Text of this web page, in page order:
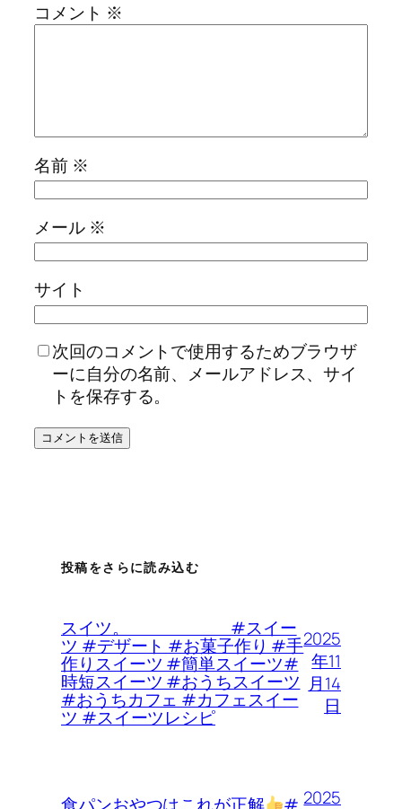
コメント ※
名前 ※
メール ※
サイト
次回のコメントで使用するためブラウザ
ーに自分の名前、メールアドレス、サイ
トを保存する。
投稿をさらに読み込む
スイツ。 #スイー
ツ #デザート #お菓子作り #手
作りスイーツ #簡単スイーツ#
時短スイーツ #おうちスイーツ
#おうちカフェ #カフェスイー
ツ #スイーツレシピ
2025
年11
月14
日
2025